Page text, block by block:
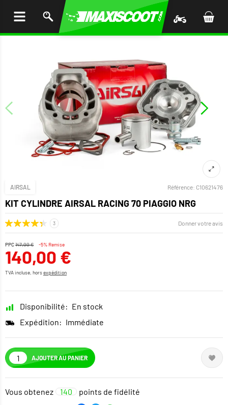
AIRSAL Référence: C10621476
KIT CYLINDRE AIRSAL RACING 70 PIAGGIO NRG
Donner votre avis
PPC147,00 € -5% Remise
140,00 €
TVA incluse, horsexpédition
Disponibilité: En stock
Expédition: Immédiate
AJOUTER AU PANIER
Vous obtenez 140
points de fidélité